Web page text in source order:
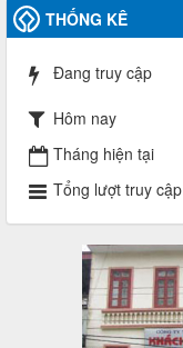
LĐLĐ tỉnh Điện Biên
Thời gian đăng: 28/
485/QĐ-LĐLĐ
Quyết định về việc
nhà nước năm 2024
Thời gian đăng: 29/
lượt xem: 919 | lượt
Công văn số 2930/
LĐLĐ Việt Nam về
KPCĐ 2% qua tài
Công đoàn năm
Thời gian đăng: 06/
lượt xem: 1067 |
THỐNG KÊ
Đang truy cập
Hôm nay
Tháng hiện tại
Tổng lượt truy cập